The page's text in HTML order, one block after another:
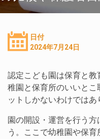
日付
2024年7月24日
認定こども園は保育と
稚園と保育所のいいと
ットしかないわけではあ
園の開設・運営を行う
う。ここで幼稚園や保